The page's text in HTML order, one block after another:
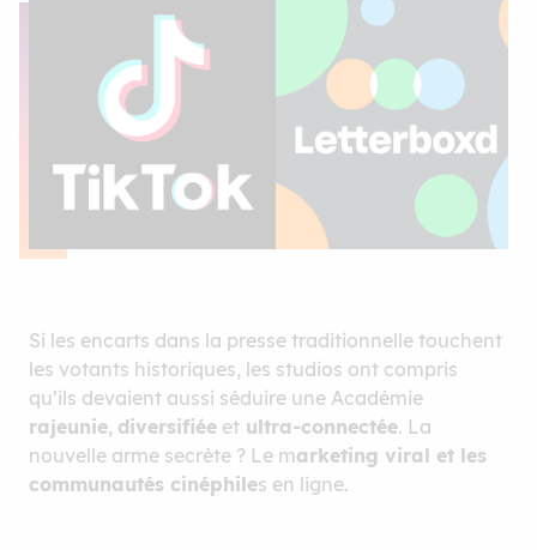
Si les encarts dans la presse traditionnelle touchent
les votants historiques, les studios ont compris
qu’ils devaient aussi séduire une Académie
rajeunie, diversifiée et ultra-connectée. La
nouvelle arme secrète ? Le marketing viral et les
communautés cinéphiles en ligne.